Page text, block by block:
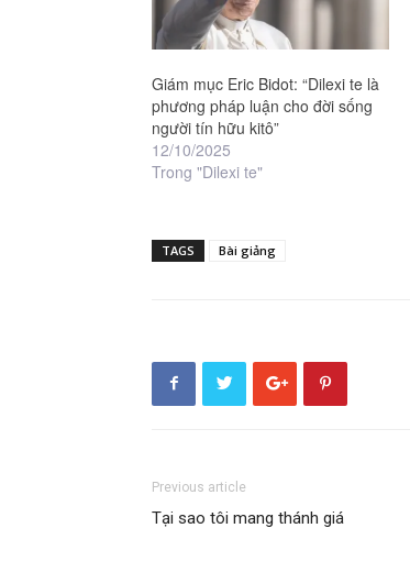
Giám mục Eric Bidot: “Dilexi te là
phương pháp luận cho đời sống
người tín hữu kitô”
12/10/2025
Trong "Dilexi te"
TAGS Bài giảng
Previous article
Tại sao tôi mang thánh giá